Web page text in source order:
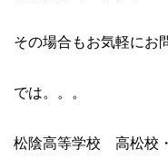
その場合もお気軽にお
では。。。
松陰高等学校 高松校